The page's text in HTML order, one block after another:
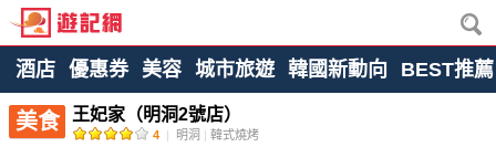
酒店 優惠券 美容 城市旅遊 韓國新動向 BEST推薦
美食 王妃家（明洞2號店）
4 | 明洞 | 韓式燒烤